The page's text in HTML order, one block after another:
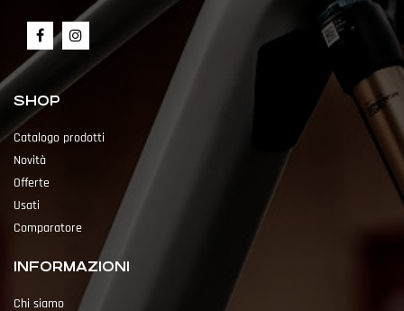
SHOP
Catalogo prodotti
Novità
Offerte
Usati
Comparatore
INFORMAZIONI
Chi siamo